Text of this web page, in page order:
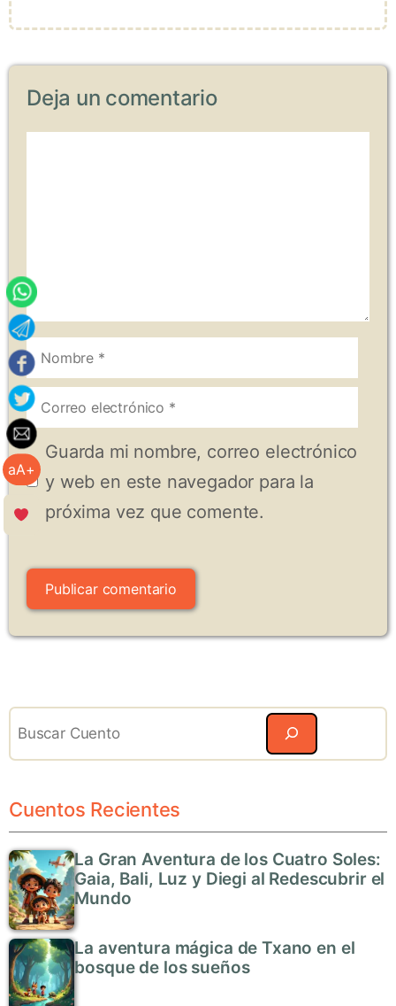
aA+
Deja un comentario
Nombre
Correo
electrónico
Guarda mi nombre, correo electrónico
y web en este navegador para la
próxima vez que comente.
Cuentos Recientes
La Gran Aventura de los Cuatro Soles:
Gaia, Bali, Luz y Diegi al Redescubrir el
Mundo
La aventura mágica de Txano en el
bosque de los sueños